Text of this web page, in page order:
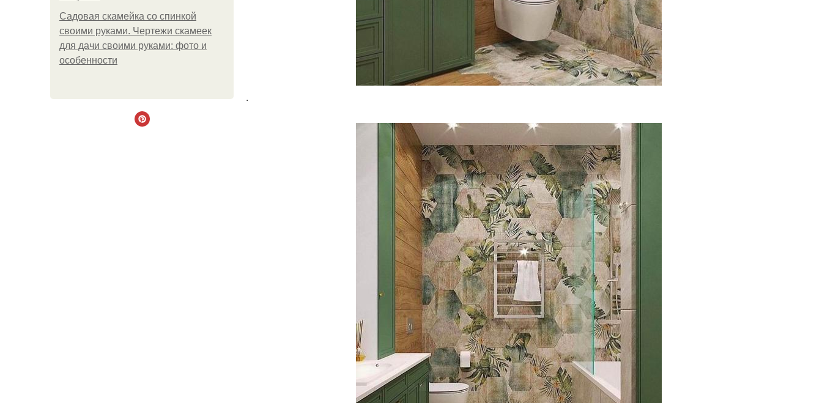
Садовая скамейка со спинкой
своими руками. Чертежи скамеек
для дачи своими руками: фото и
особенности
.